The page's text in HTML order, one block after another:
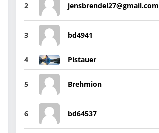
2 jensbrendel27@gmail.com
3 bd4941
4 Pistauer
5 Brehmion
6 bd64537